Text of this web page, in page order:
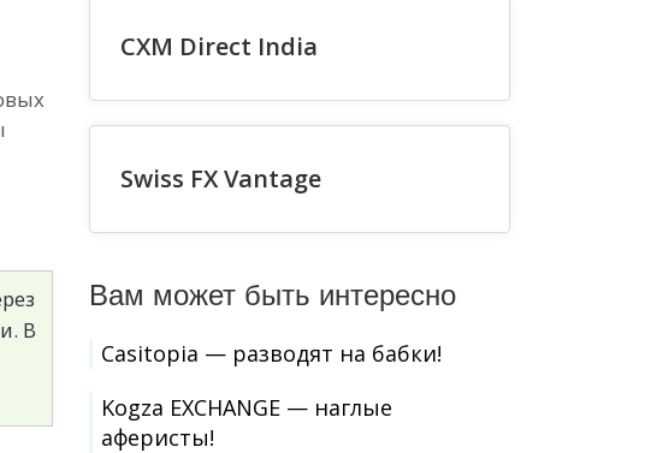
В
CXM Direct India
Swiss FX Vantage
Вам может быть интересно
Casitopia — разводят на бабки!
Kogza EXCHANGE — наглые
аферисты!